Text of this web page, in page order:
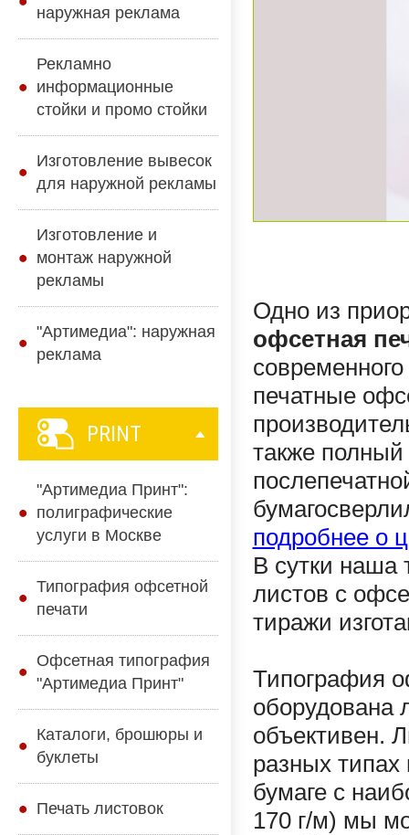
наружная реклама
Рекламно
информационные
стойки и промо стойки
Изготовление вывесок
для наружной рекламы
Изготовление и
монтаж наружной
рекламы
"Артимедиа": наружная
реклама
PRINT
"Артимедиа Принт":
полиграфические
услуги в Москве
Типография офсетной
печати
Офсетная типография
"Артимедиа Принт"
Каталоги, брошюры и
буклеты
Печать листовок
Одно из
офсетная
печатные
также полный
подробнее о
В сутки наша
листов с
тиражи
Типография
оборудована
объективен.
разных типах
бумаге с
170 г/м) мы